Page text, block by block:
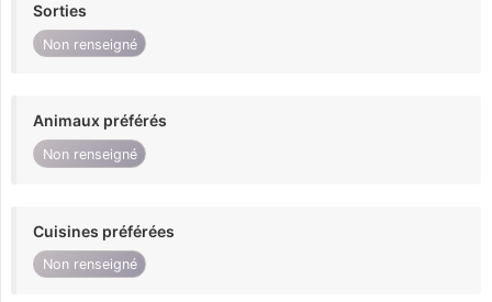
Sorties
Non renseigné
Animaux préférés
Non renseigné
Cuisines préférées
Non renseigné